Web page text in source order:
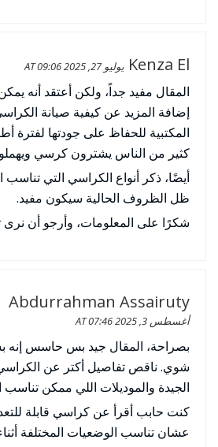
Kenza El يوليو 27, 2025 AT 09:06
المقال مفيد جداً، ولكن أعتقد أنه
إضافة المزيد عن كيفية صيانة
المكتبية للحفاظ على جودتها لفترة
كثير من الناس يشترون كرسي
أيضًا، ذكر أنواع الكراسي التي
ظل الظروف الحالية سيكون مفيد.
شكرًا على المعلومات، وأرجو أن نرى
Abdurrahman Assairuty
أغسطس 3, 2025 AT 07:46
بصراحة، المقال جيد بس حاسس إنه
شوي. ناقص تفاصيل أكتر عن
الجيدة والموديلات اللي ممكن تناسب
كنت حابب أقرأ عن كراسي قابلة
عشان تناسب الوضعيات المختلفة